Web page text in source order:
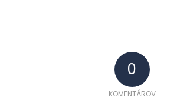
0
KOMENTÁROV